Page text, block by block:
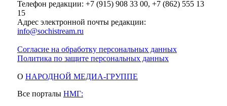
Телефон редакции: +7 (915) 908 33 00, +7 (862) 555 13
15
Адрес электронной почты редакции:
info@sochistream.ru
Согласие на обработку персональных данных
Политика по защите персональных данных
О НАРОДНОЙ МЕДИА-ГРУППЕ
Все порталы НМГ: